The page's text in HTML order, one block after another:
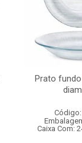
Prato
Caixa Com: